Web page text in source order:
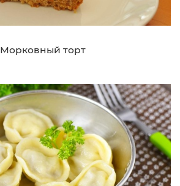
Морковный торт